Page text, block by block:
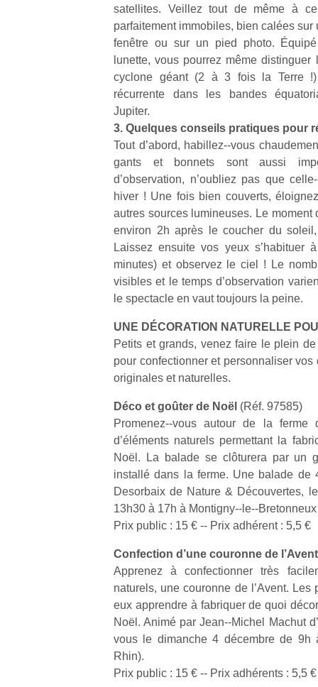
satellites. Veillez tout de même à
parfaitement immobiles, bien calées sur
fenêtre ou sur un pied photo. Équipé
lunette, vous pourrez même
cyclone géant (2 à 3 fois la Terre
récurrente dans les bandes
Jupiter.
3. Quelques conseils pratiques pour
Tout d’abord, habillez-­‐vous
gants et bonnets sont aussi
d’observation, n’oubliez pas que
hiver ! Une fois bien couverts,
autres sources lumineuses. Le moment
environ 2h après le coucher du
Laissez ensuite vos yeux s’habituer
minutes) et observez le ciel ! Le
visibles et le temps d’observation
le spectacle en vaut toujours la peine.
UNE DÉCORATION NATURELLE
Petits et grands, venez faire le plein
pour confectionner et personnaliser
originales et naturelles.
Déco et goûter de Noël (Réf. 97585)
Promenez-­‐vous autour de la
d’éléments naturels permettant la
Noël. La balade se clôturera par un
installé dans la ferme. Une balade de
Desorbaix de Nature & Découvertes,
13h30 à 17h à Montigny-­‐le-­
Prix public : 15 € -­‐ Prix adhérent : 5,5 €
Confection d’une couronne de
Apprenez à confectionner très
naturels, une couronne de l’Avent.
eux apprendre à fabriquer de quoi
Noël. Animé par Jean-­‐Michel Machut
vous le dimanche 4 décembre de 9h
Rhin).
Prix public : 15 € -­‐ Prix adhérents : 5,5 €